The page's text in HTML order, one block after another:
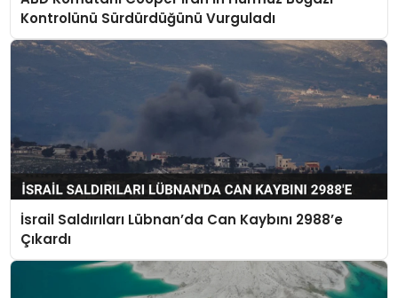
Kontrolünü Sürdürdüğünü Vurguladı
İsrail Saldırıları Lübnan’da Can Kaybını 2988’e
Çıkardı